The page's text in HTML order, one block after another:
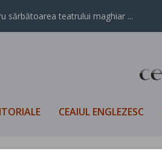
sărbătoarea teatrului maghiar ...
CEAIUL ENGLEZESC